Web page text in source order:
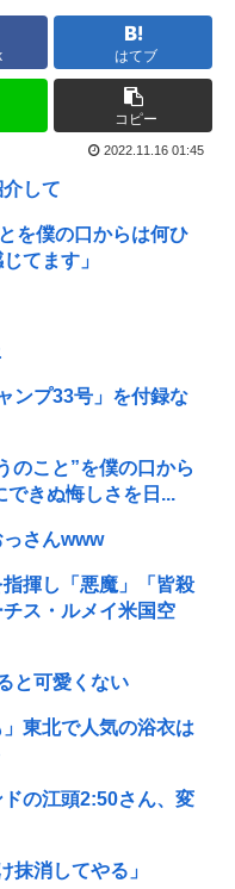
はてブ
コピー
2022.11.16 01:45
して
を僕の口からは何ひ
てます」
ンプ33号」を付録な
のこと”を僕の口から
きぬ悔しさを日...
っさんwww
指揮し「悪魔」「皆殺
ス・ルメイ米国空
と可愛くない
東北で人気の浴衣は
ドの江頭2:50さん、変
抹消してやる」